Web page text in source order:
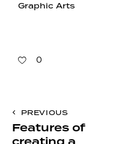
Graphic Arts
0
PREVIOUS
Features of